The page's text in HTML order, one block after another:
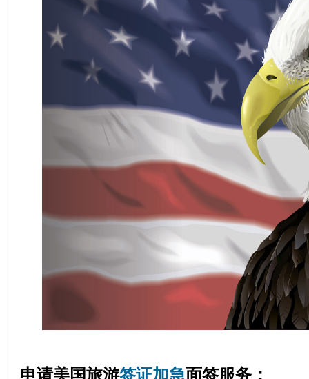
申请美国旅游签证加急面签服务：